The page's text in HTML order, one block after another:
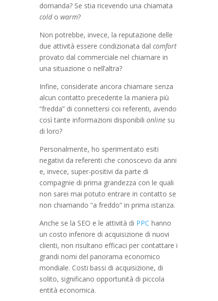
domanda? Se stia ricevendo una chiamata
coldo warm?
Non potrebbe, invece, la reputazione delle
due attività essere condizionata dal comfort
provato dal commerciale nel chiamare in
una situazione o nell’altra?
Infine, considerate ancora chiamare senza
alcun contatto precedente la maniera più
“fredda” di connettersi coi referenti, avendo
così tante informazioni disponibili onlinesu
di loro?
Personalmente, ho sperimentato esiti
negativi da referenti che conoscevo da anni
e, invece, super-positivi da parte di
compagnie di prima grandezza con le quali
non sarei mai potuto entrare in contatto se
non chiamando “a freddo” in prima istanza.
Anche se la SEO e le attività di PPC hanno
un costo inferiore di acquisizione di nuovi
clienti, non risultano efficaci per contattare i
grandi nomi del panorama economico
mondiale. Costi bassi di acquisizione, di
solito, significano opportunità di piccola
entità economica.